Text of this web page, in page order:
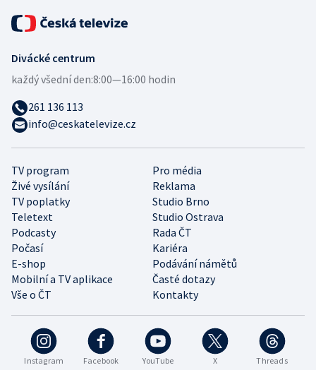
Instagram Facebook YouTube X Threads
TV program
Pro média
Živé vysílání
Reklama
TV poplatky
Studio Brno
Teletext
Studio Ostrava
Podcasty
Rada ČT
Počasí
Kariéra
E-shop
Podávání námětů
Mobilní a TV aplikace
Časté dotazy
Vše o ČT
Kontakty
Divácké centrum
každý všední den:8:00—16:00 hodin
261 136 113
info@ceskatelevize.cz